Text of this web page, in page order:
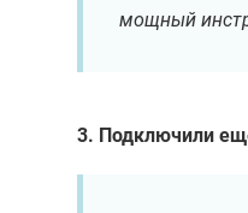
мощный
3. Подключили